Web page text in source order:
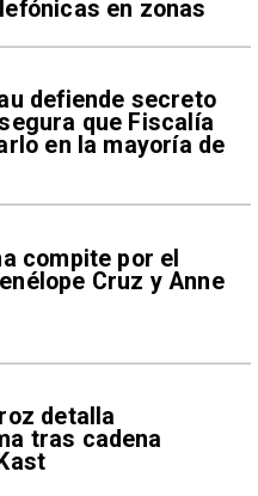
en zonas
defiende secreto
que Fiscalía
en la mayoría de
compite por el
Cruz y Anne
detalla
tras cadena